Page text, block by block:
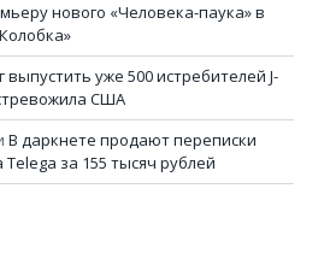
нового «Человека-паука» в
выпустить уже 500 истребителей J-
США
В даркнете продают переписки
за 155 тысяч рублей